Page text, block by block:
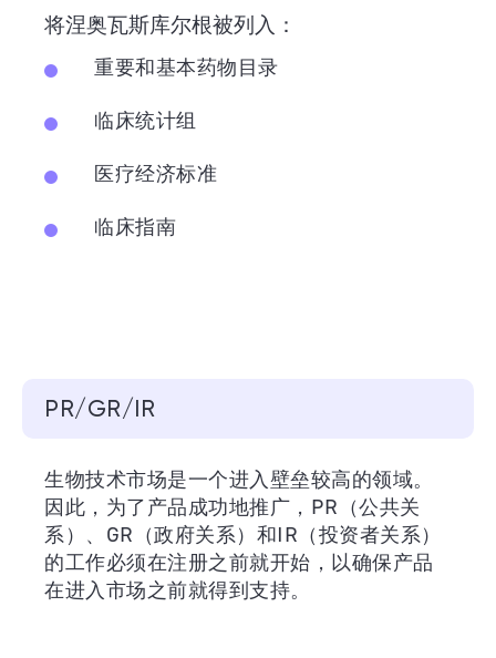
将涅奥瓦斯库尔根被列入：
重要和基本药物目录
临床统计组
医疗经济标准
临床指南
PR/GR/IR
生物技术市场是一个进入壁垒较高的领域。
因此，为了产品成功地推广，PR（公共关
系）、GR（政府关系）和IR（投资者关系）
的工作必须在注册之前就开始，以确保产品
在进入市场之前就得到支持。